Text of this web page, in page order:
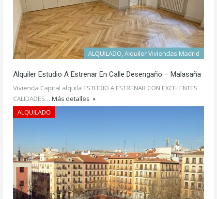
ALQUILADO, Alquiler Viviendas Madrid
Alquiler Estudio A Estrenar En Calle Desengaño – Malasaña
Vivienda Capital alquila ESTUDIO A ESTRENAR CON EXCELENTES
CALIDADES… Más detalles
ALQUILADO